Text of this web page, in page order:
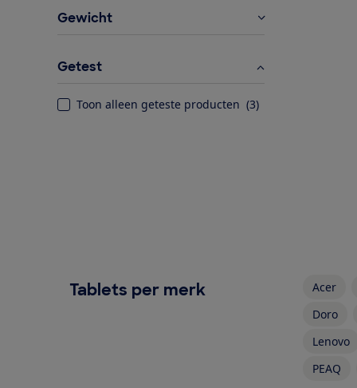
Gewicht
Getest
Toon alleen geteste producten (3)
Tablets per merk Acer
Doro
Lenovo
PEAQ